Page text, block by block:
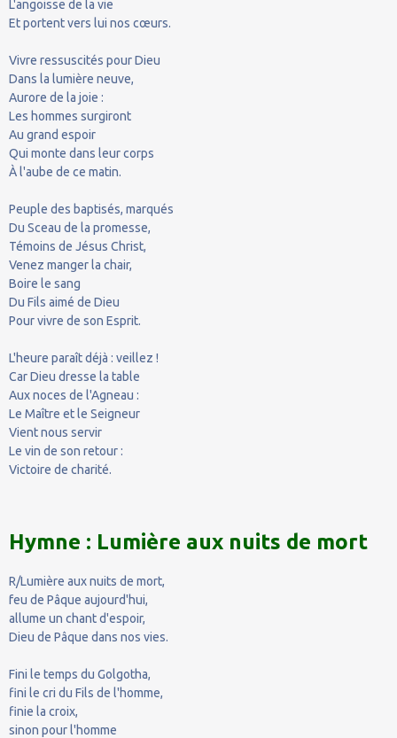
L'angoisse de la vie
Et portent vers lui nos cœurs.
Vivre ressuscités pour Dieu
Dans la lumière neuve,
Aurore de la joie :
Les hommes surgiront
Au grand espoir
Qui monte dans leur corps
À l'aube de ce matin.
Peuple des baptisés, marqués
Du Sceau de la promesse,
Témoins de Jésus Christ,
Venez manger la chair,
Boire le sang
Du Fils aimé de Dieu
Pour vivre de son Esprit.
L'heure paraît déjà : veillez !
Car Dieu dresse la table
Aux noces de l'Agneau :
Le Maître et le Seigneur
Vient nous servir
Le vin de son retour :
Victoire de charité.
Hymne : Lumière aux nuits de mort
R/Lumière aux nuits de mort,
feu de Pâque aujourd'hui,
allume un chant d'espoir,
Dieu de Pâque dans nos vies.
Fini le temps du Golgotha,
fini le cri du Fils de l'homme,
finie la croix,
sinon pour l'homme